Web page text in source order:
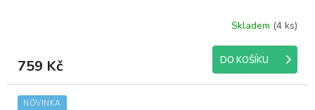
Skladem (4 ks)
759 Kč DO KOŠÍKU
NOVINKA